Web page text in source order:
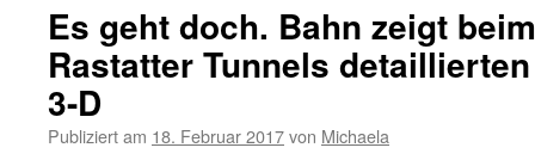
Es geht doch. Bahn zeigt
Rastatter Tunnels
3-D
Publiziert am 18. Februar 2017von Michaela